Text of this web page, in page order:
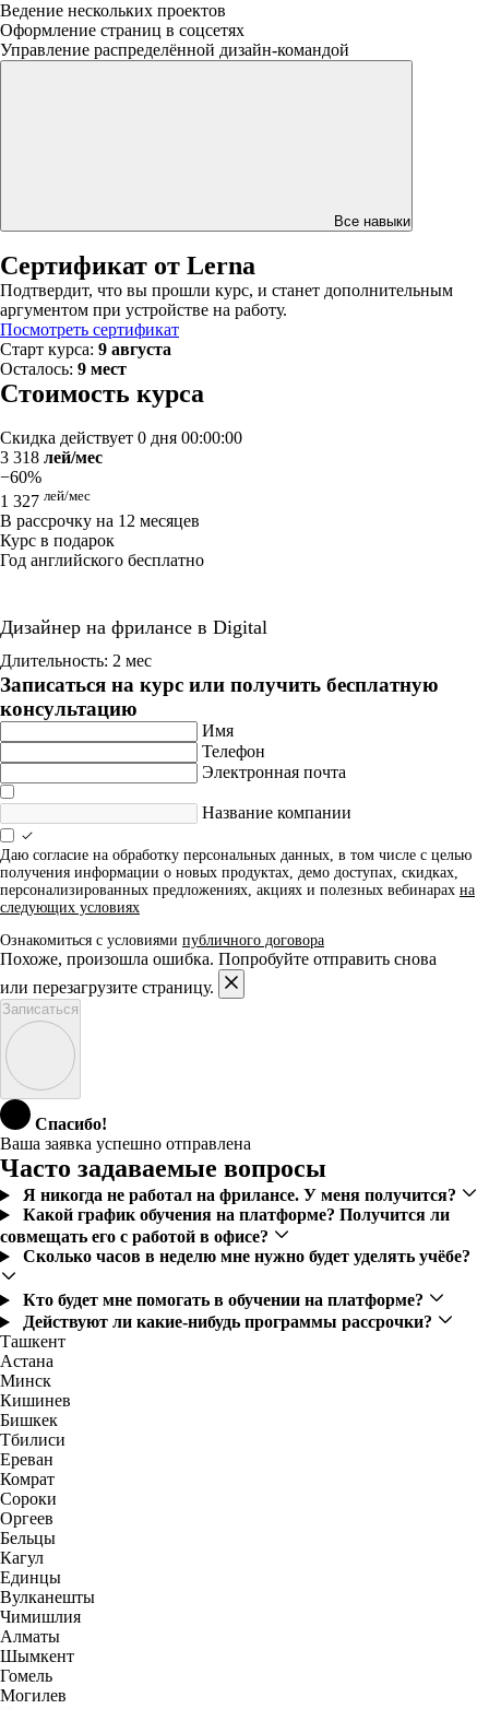
Ведение нескольких проектов
Оформление страниц в соцсетях
Управление распределённой дизайн-командой
Все навыки
Сертификат от Lerna
Подтвердит, что вы прошли курс, и станет дополнительным
аргументом при устройстве на работу.
Посмотреть сертификат
Старт курса: 9 августа
Осталось: 9 мест
Стоимость курса
Скидка действует 0 дня 00:00:00
3 318 лей/мес
−60%
1 327 лей/мес
В рассрочку на 12 месяцев
Курс в подарок
Год английского бесплатно
Дизайнер на фрилансе в Digital
Длительность: 2 мес
Записаться на курс или получить бесплатную
консультацию
Имя
Телефон
Электронная почта
Название компании
Даю согласие на обработку персональных данных, в том числе с целью
получения информации о новых продуктах, демо доступах, скидках,
персонализированных предложениях, акциях и полезных вебинарах на
следующих условиях
Ознакомиться с условиями публичного договора
Похоже, произошла ошибка. Попробуйте отправить снова
или перезагрузите страницу.
Записаться
Спасибо!
Ваша заявка успешно отправлена
Часто задаваемые вопросы
Я никогда не работал на фрилансе. У меня получится?
Какой график обучения на платформе? Получится ли
совмещать его с работой в офисе?
Сколько часов в неделю мне нужно будет уделять учёбе?
Кто будет мне помогать в обучении на платформе?
Действуют ли какие-нибудь программы рассрочки?
Ташкент
Астана
Минск
Кишинев
Бишкек
Тбилиси
Ереван
Комрат
Сороки
Оргеев
Бельцы
Кагул
Единцы
Вулканешты
Чимишлия
Алматы
Шымкент
Гомель
Могилев